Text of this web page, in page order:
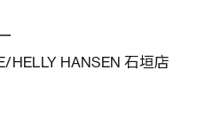
HELLY HANSEN 石垣店